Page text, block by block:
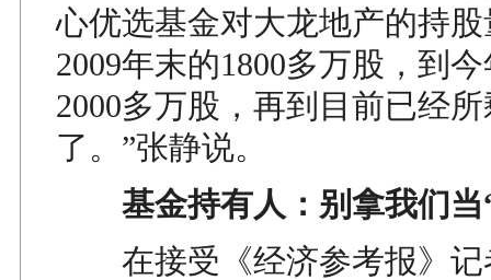
心优选基金对大龙地产的持
2009年末的1800多万股，到
2000多万股，再到目前已经
了。”张静说。
基金持有人：别拿我们当
在接受《经济参考报》记